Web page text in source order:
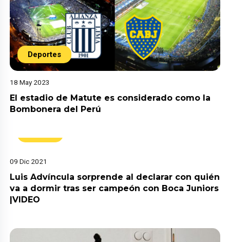
Deportes
18 May 2023
El estadio de Matute es considerado como la
Bombonera del Perú
09 Dic 2021
Luis Advíncula sorprende al declarar con quién
va a dormir tras ser campeón con Boca Juniors
|VIDEO